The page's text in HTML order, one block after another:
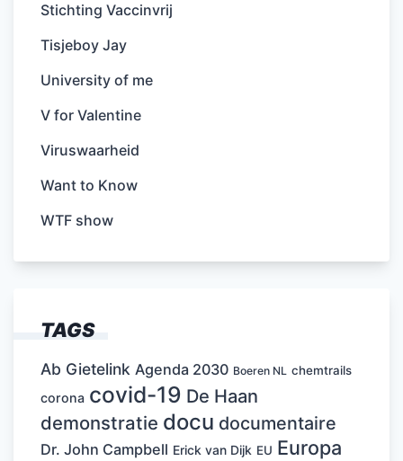
Stichting Vaccinvrij
Tisjeboy Jay
University of me
V for Valentine
Viruswaarheid
Want to Know
WTF show
TAGS
Ab Gietelink Agenda 2030 Boeren NL chemtrails
corona covid-19 De Haan
demonstratie docu documentaire
Dr. John Campbell Erick van Dijk EU Europa